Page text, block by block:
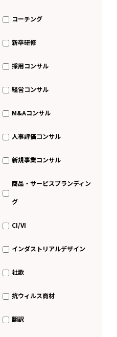
コーチング
新卒研修
採用コンサル
経営コンサル
M&Aコンサル
人事評価コンサル
新規事業コンサル
商品・サービスブランディン
グ
CI/VI
インダストリアルデザイン
社歌
抗ウィルス商材
翻訳